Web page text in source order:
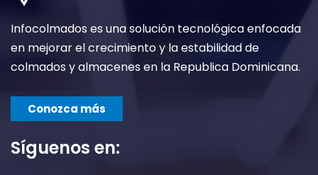
Infocolmados es una solución tecnológica enfocada
en mejorar el crecimiento y la estabilidad de
colmados y almacenes en la Republica Dominicana.
Conozca más
Síguenos en: